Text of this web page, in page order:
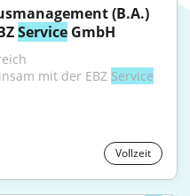
(B.A.)
Service GmbH
mit der EBZ Service
Vollzeit